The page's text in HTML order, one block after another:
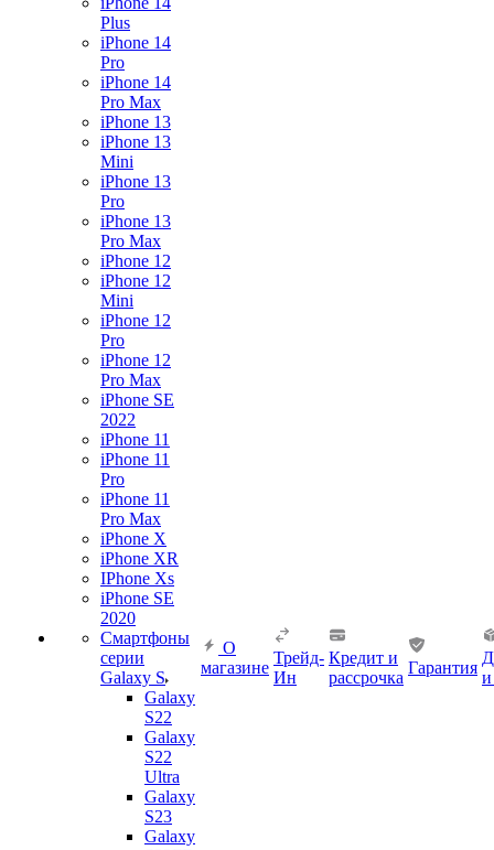
Plus
iPhone 14
Pro
iPhone 14
Pro Max
iPhone 13
iPhone 13
Mini
iPhone 13
Pro
iPhone 13
Pro Max
iPhone 12
iPhone 12
Mini
iPhone 12
Pro
iPhone 12
Pro Max
iPhone SE
2022
iPhone 11
iPhone 11
Pro
iPhone 11
Pro Max
iPhone X
iPhone XR
IPhone Xs
iPhone SE
2020
Смартфоны
серии
Galaxy S
Galaxy
S22
Galaxy
S22
Ultra
Galaxy
S23
Galaxy
О
магазине
Трейд-
Ин
Кредит и
рассрочка
Гарантия
и